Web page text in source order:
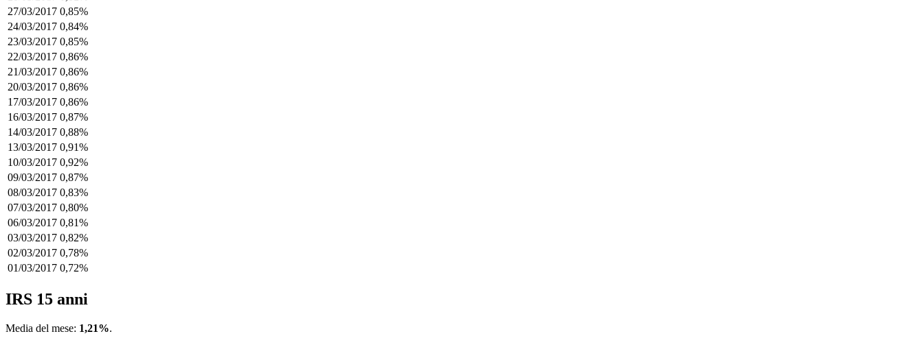
27/03/2017 0,85%
24/03/2017 0,84%
23/03/2017 0,85%
22/03/2017 0,86%
21/03/2017 0,86%
20/03/2017 0,86%
17/03/2017 0,86%
16/03/2017 0,87%
14/03/2017 0,88%
13/03/2017 0,91%
10/03/2017 0,92%
09/03/2017 0,87%
08/03/2017 0,83%
07/03/2017 0,80%
06/03/2017 0,81%
03/03/2017 0,82%
02/03/2017 0,78%
01/03/2017 0,72%
IRS 15 anni
Media del mese: 1,21%.